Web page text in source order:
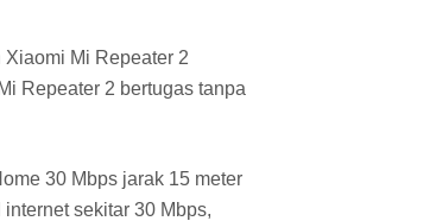
Mi Repeater 2
Repeater 2 bertugas tanpa
30 Mbps jarak 15 meter
sekitar 30 Mbps,